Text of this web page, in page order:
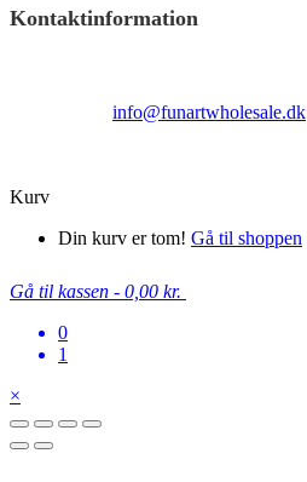
Kontaktinformation
info@funartwholesale.dk
Kurv
Din kurv er tom! Gå til shoppen
Gå til kassen - 0,00 kr.
0
1
×